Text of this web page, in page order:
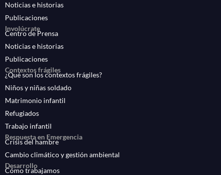
Noticias e historias
Publicaciones
Involúcrate
Centro de Prensa
Noticias e historias
Publicaciones
Contextos frágiles
¿Qué son los contextos frágiles?
Niños y niñas soldado
Matrimonio infantil
Refugiados
Trabajo infantil
Respuesta en Emergencia
Crisis del hambre
Cambio climático y gestión ambiental
Desarrollo
Cómo trabajamos